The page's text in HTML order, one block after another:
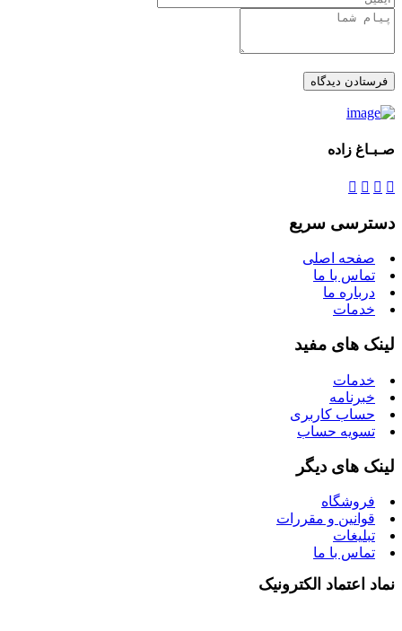
صـبـاغ زاده
دسترسی سریع
صفحه اصلی
تماس با ما
درباره ما
خدمات
لینک های مفید
خدمات
خبرنامه
حساب کاربری
تسویه حساب
لینک های دیگر
فروشگاه
قوانین و مقررات
تبلیغات
تماس با ما
نماد اعتماد الکترونیک